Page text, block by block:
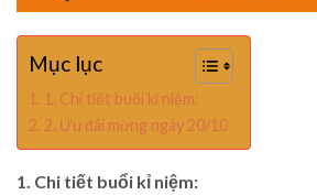
Mục lục
1. Chi tiết buổi kỉ niệm:
2. Ưu đãi mừng ngày 20/10
1. Chi tiết buổi kỉ niệm: